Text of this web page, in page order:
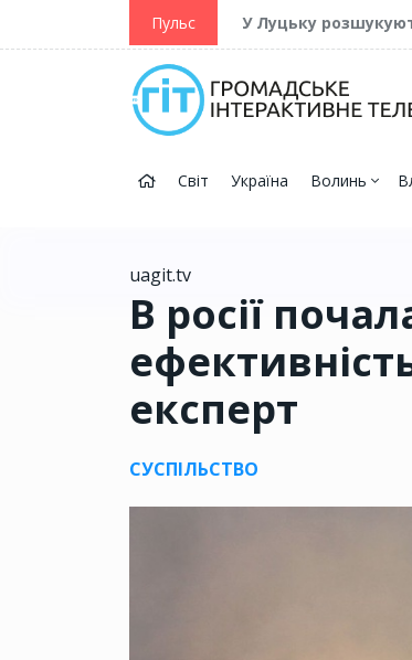
Пульс У Луцьку
Світ Україна Волинь
uagit.tv
В росії
експерт
СУСПІЛЬСТВО